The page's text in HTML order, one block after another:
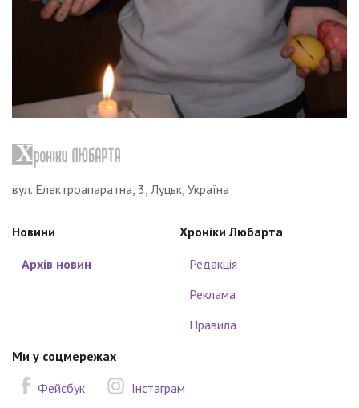
вул. Електроапаратна, 3, Луцьк, Україна
Новини
Архів новин
Хроніки Любарта
Редакція
Реклама
Правила
Ми у соцмережах
Фейсбук
Інстаграм